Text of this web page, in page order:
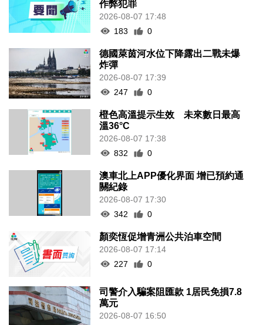
183
0
德國萊茵河水位下降露出二戰未爆
炸彈
2026-08-07 17:39
247
0
橙色高溫提示生效 未來數日最高
溫36°C
2026-08-07 17:38
832
0
澳車北上APP優化界面 增已預約通
關紀錄
2026-08-07 17:30
342
0
顏奕恆促增青洲公共泊車空間
2026-08-07 17:14
227
0
萬元
2026-08-07 16:50
331
0